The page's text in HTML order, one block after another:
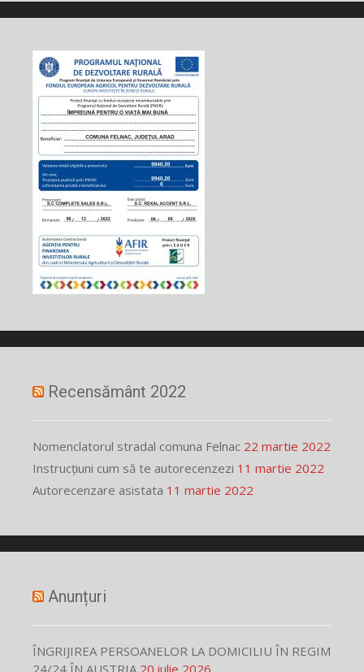
Recensământ 2022
Nomenclatorul stradal comuna Felnac 22 martie 2022
Instrucțiuni cum să te autorecenzezi 11 martie 2022
Autorecenzare asistata 11 martie 2022
Anunțuri
ÎNGRIJIREA PERSOANELOR LA DOMICILIU ÎN REGIM
24/24 ÎN AUSTRIA 20 iulie 2026